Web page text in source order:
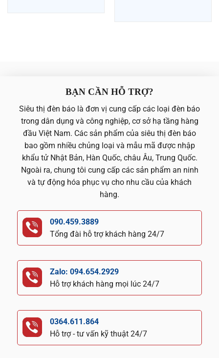
BẠN CẦN HỖ TRỢ?
Siêu thị đèn báo là đơn vị cung cấp các loại đèn báo
trong dân dụng và công nghiệp, cơ sở hạ tầng hàng
đầu Việt Nam. Các sản phẩm của siêu thị đèn báo
bao gồm nhiều chủng loại và mẫu mã được nhập
khẩu tử Nhật Bản, Hàn Quốc, châu Âu, Trung Quốc.
Ngoài ra, chung tôi cung cấp các sản phẩm an ninh
và tự động hóa phục vụ cho nhu cầu của khách
hàng.
090.459.3889
Tổng đài hỗ trợ khách hàng 24/7
Zalo: 094.654.2929
Hỗ trợ khách hàng mọi lúc 24/7
0364.611.864
Hỗ trợ - tư vấn kỹ thuật 24/7